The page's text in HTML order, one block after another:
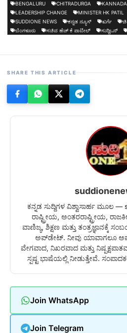
BENGALURU CHITRADURGA
LEADERSHIP CHANGE
MINISTER HK PATIL
SUDDIONE NEWS
ಕನ್ನಡ ನ್ಯೂಸ್ ಖರ್ಗೆ
ಬೆಂಗಳೂರು
ಸಚಿವ ಹೆಚ್ ಕೆ ಪಾಟೀಲ್ ಸುದ್ದಿಒನ್
SHARE THIS ARTICLE
ಕನ್ನಡ ಸುದ್ದಿಗಳ ವಿಶ್ವಾಸಾರ್ಹ ಮೂಲ —
ರಾಷ್ಟ್ರೀಯ, ಅಂತರರಾಷ್ಟ್ರೀಯ,
ವಾಣಿಜ್ಯ, ಶಿಕ್ಷಣ ಮತ್ತು ತಂತ್ರಜ್ಞಾನಕ್ಕೆ
ಅಪ್‌ಡೇಟ್. ನೀವು ಯಾವಾಗಲೂ
ವೇಗವಾದ, ನಿಖರವಾದ ಮತ್ತು
ಸ್ಪಷ್ಟ ಭಾಷೆಯಲ್ಲಿ ನೀಡುತ್ತೇವೆ.
Join WhatsApp
Join Telegram